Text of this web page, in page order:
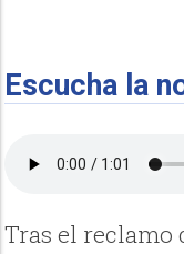
Escucha la
Tras el reclamo